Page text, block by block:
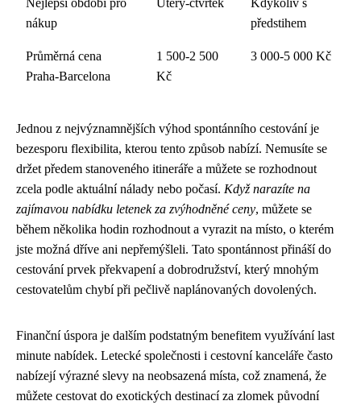
Nejlepší období pro
nákup
Úterý-čtvrtek
Kdykoliv s
předstihem
Průměrná cena
Praha-Barcelona
1 500-2 500
Kč
3 000-5 000 Kč
Jednou z nejvýznamnějších výhod spontánního cestování je
bezesporu flexibilita, kterou tento způsob nabízí. Nemusíte se
držet předem stanoveného itineráře a můžete se rozhodnout
zcela podle aktuální nálady nebo počasí. Když narazíte na
zajímavou nabídku letenek za zvýhodněné ceny, můžete se
během několika hodin rozhodnout a vyrazit na místo, o kterém
jste možná dříve ani nepřemýšleli. Tato spontánnost přináší do
cestování prvek překvapení a dobrodružství, který mnohým
cestovatelům chybí při pečlivě naplánovaných dovolených.
Finanční úspora je dalším podstatným benefitem využívání last
minute nabídek. Letecké společnosti i cestovní kanceláře často
nabízejí výrazné slevy na neobsazená místa, což znamená, že
můžete cestovat do exotických destinací za zlomek původní